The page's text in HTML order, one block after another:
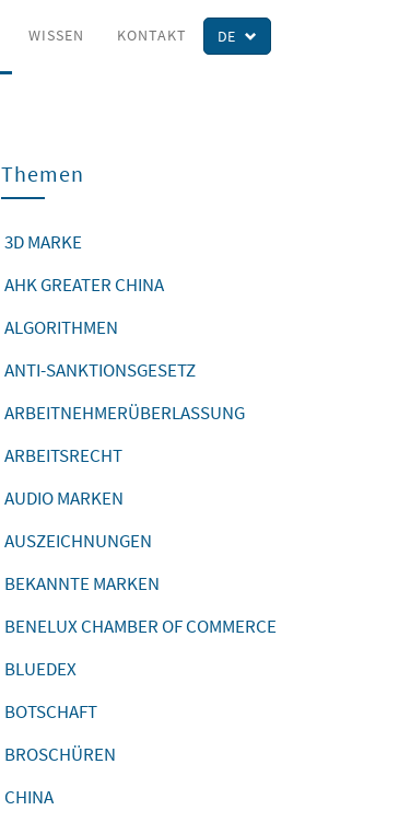
DE
WISSEN KONTAKT
Themen
3D MARKE
AHK GREATER CHINA
ALGORITHMEN
ANTI-SANKTIONSGESETZ
ARBEITNEHMERÜBERLASSUNG
ARBEITSRECHT
AUDIO MARKEN
AUSZEICHNUNGEN
BEKANNTE MARKEN
BENELUX CHAMBER OF COMMERCE
BLUEDEX
BOTSCHAFT
BROSCHÜREN
CHINA